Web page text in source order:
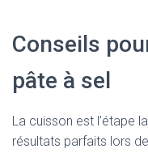
Conseils
pâte à sel
La cuisson est l’étape
résultats parfaits lors